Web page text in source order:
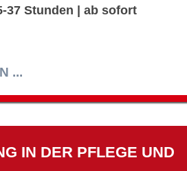
37 Stunden | ab sofort
...
IN DER PFLEGE UND